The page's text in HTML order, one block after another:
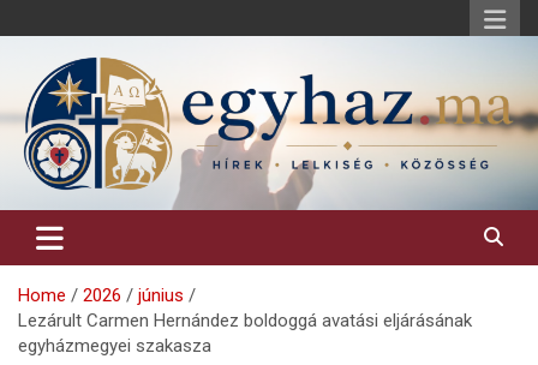
to
egyhaz.ma
Keresztény hírek, elemzések, építő jellegű kritikai írások.
Home 2026
június
Lezárult Carmen Hernández boldoggá avatási eljárásának
egyházmegyei szakasza